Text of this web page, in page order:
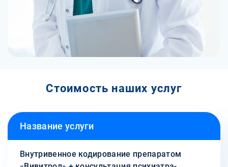
Стоимость наших услуг
Название услуги
Внутривенное кодирование препаратом